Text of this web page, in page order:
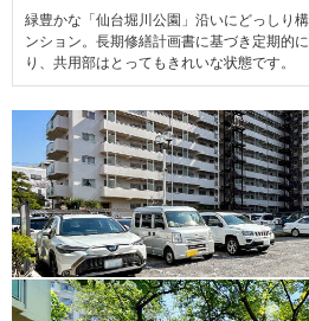
緑豊かな「仙台堀川公園」沿いにどっしり
ンション。長期修繕計画書に基づき定期的
り、共用部はとってもきれいな状態です。